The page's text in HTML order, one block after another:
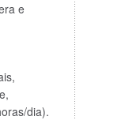
e
dia).